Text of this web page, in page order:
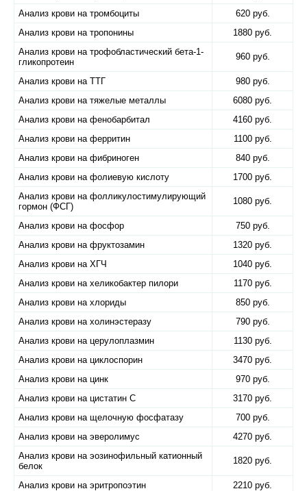
Анализ крови на тромбоциты
620 руб.
Анализ крови на тропонины
1880 руб.
Анализ крови на трофобластический бета-1-
гликопротеин
960 руб.
Анализ крови на ТТГ
980 руб.
Анализ крови на тяжелые металлы
6080 руб.
Анализ крови на фенобарбитал
4160 руб.
Анализ крови на ферритин
1100 руб.
Анализ крови на фибриноген
840 руб.
Анализ крови на фолиевую кислоту
1700 руб.
Анализ крови на фолликулостимулирующий
гормон (ФСГ)
1080 руб.
Анализ крови на фосфор
750 руб.
Анализ крови на фруктозамин
1320 руб.
Анализ крови на ХГЧ
1040 руб.
Анализ крови на хеликобактер пилори
1170 руб.
Анализ крови на хлориды
850 руб.
Анализ крови на холинэстеразу
790 руб.
Анализ крови на церулоплазмин
1130 руб.
Анализ крови на циклоспорин
3470 руб.
Анализ крови на цинк
970 руб.
Анализ крови на цистатин C
3170 руб.
Анализ крови на щелочную фосфатазу
700 руб.
Анализ крови на эверолимус
4270 руб.
Анализ крови на эозинофильный катионный
белок
1820 руб.
Анализ крови на эритропоэтин
2210 руб.